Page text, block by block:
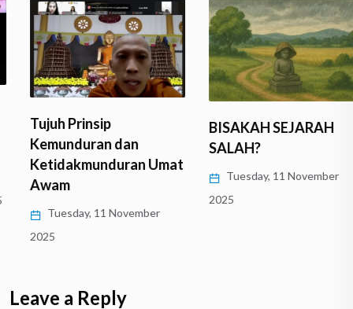
Tujuh Prinsip
Kemunduran dan
Ketidakmunduran Umat
Awam
Tuesday, 11 November
2025
BISAKAH SEJARAH
SALAH?
Tuesday, 11 November
2025
Leave a Reply